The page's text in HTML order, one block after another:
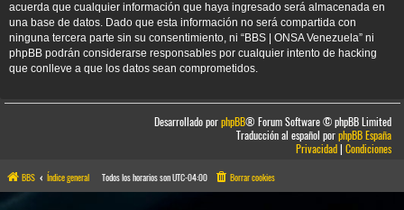
acuerda que cualquier información que haya ingresado será almacenada en
una base de datos. Dado que esta información no será compartida con
ninguna tercera parte sin su consentimiento, ni “BBS | ONSA Venezuela” ni
phpBB podrán considerarse responsables por cualquier intento de hacking
que conlleve a que los datos sean comprometidos.
Desarrollado porphpBB® Forum Software © phpBB Limited
Traducción al español porphpBB España
Privacidad|Condiciones
BBS Índice general Todos los horarios sonUTC-04:00 Borrar cookies